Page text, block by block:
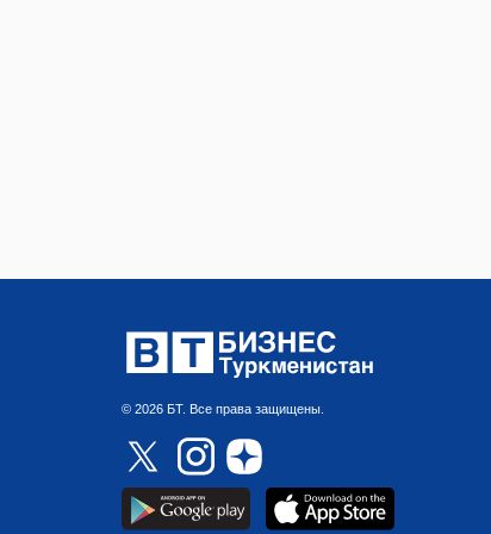
© 2026 БТ. Все права защищены.